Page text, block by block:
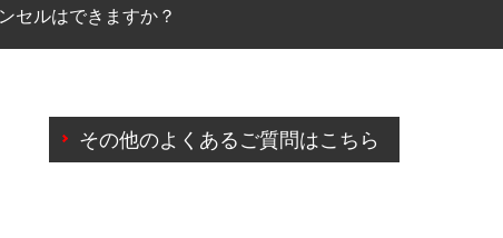
です。
セルはできますか？
りご予約のキャンセルをご希望の際は、直接ご予約いただい
その他のよくあるご質問はこちら